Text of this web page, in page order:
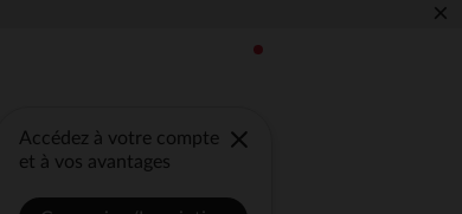
×
Accédez à votre compte
et à vos avantages